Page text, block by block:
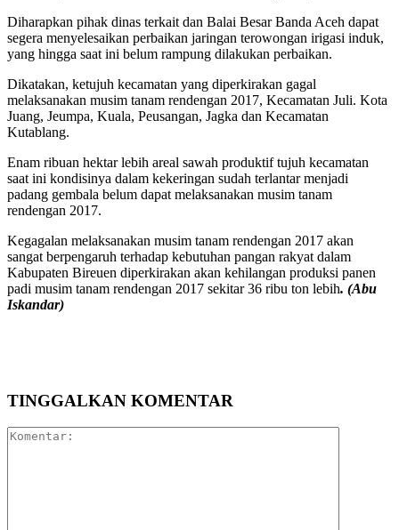
Diharapkan pihak dinas terkait dan Balai Besar Banda Aceh dapat
segera menyelesaikan perbaikan jaringan terowongan irigasi induk,
yang hingga saat ini belum rampung dilakukan perbaikan.
Dikatakan, ketujuh kecamatan yang diperkirakan gagal
melaksanakan musim tanam rendengan 2017, Kecamatan Juli. Kota
Juang, Jeumpa, Kuala, Peusangan, Jagka dan Kecamatan
Kutablang.
Enam ribuan hektar lebih areal sawah produktif tujuh kecamatan
saat ini kondisinya dalam kekeringan sudah terlantar menjadi
padang gembala belum dapat melaksanakan musim tanam
rendengan 2017.
Kegagalan melaksanakan musim tanam rendengan 2017 akan
sangat berpengaruh terhadap kebutuhan pangan rakyat dalam
Kabupaten Bireuen diperkirakan akan kehilangan produksi panen
padi musim tanam rendengan 2017 sekitar 36 ribu ton lebih. (Abu
Iskandar)
TINGGALKAN KOMENTAR